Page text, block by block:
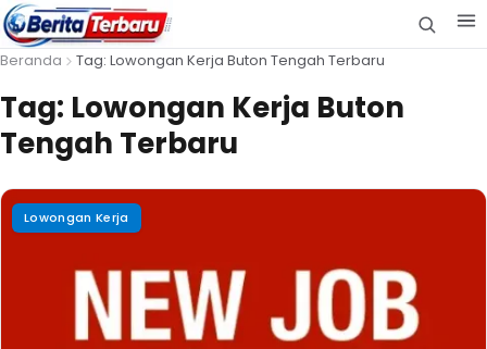
Beranda Tag: Lowongan Kerja Buton Tengah Terbaru
Tag: Lowongan Kerja Buton
Tengah Terbaru
Lowongan Kerja